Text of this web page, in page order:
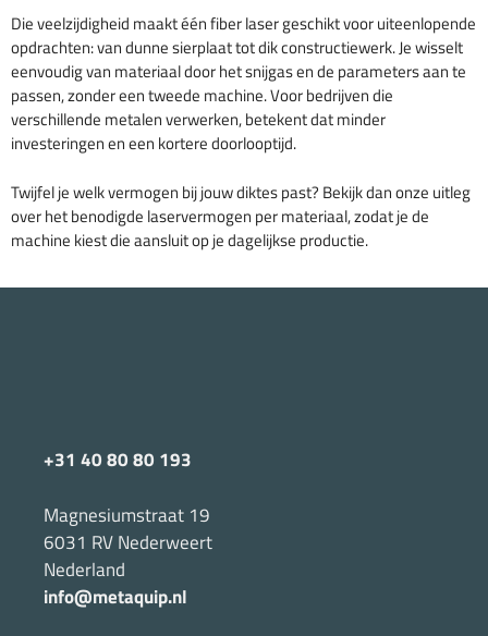
Die veelzijdigheid maakt één fiber laser geschikt voor uiteenlopende
opdrachten: van dunne sierplaat tot dik constructiewerk. Je wisselt
eenvoudig van materiaal door het snijgas en de parameters aan te
passen, zonder een tweede machine. Voor bedrijven die
verschillende metalen verwerken, betekent dat minder
investeringen en een kortere doorlooptijd.
Twijfel je welk vermogen bij jouw diktes past? Bekijk dan onze uitleg
over het benodigde laservermogen per materiaal, zodat je de
machine kiest die aansluit op je dagelijkse productie.
+31 40 80 80 193
Magnesiumstraat 19
6031 RV Nederweert
Nederland
info@metaquip.nl